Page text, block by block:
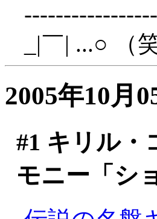
_|￣| ...○ （
2005年10月
#1 キリル・
モニー「シ